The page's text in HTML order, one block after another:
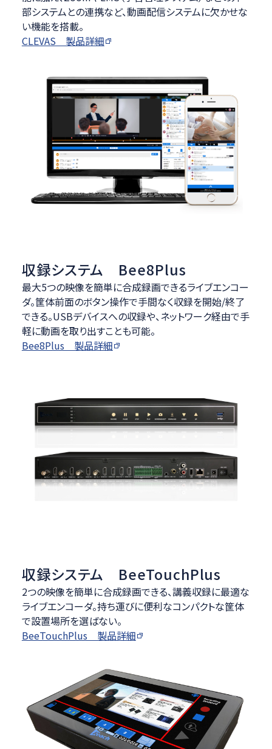
部システムとの連携など、動画配信システムに欠かせな
い機能を搭載。
CLEVAS 製品詳細
収録システム Bee8Plus
最大5つの映像を簡単に合成録画できるライブエンコー
ダ。筐体前面のボタン操作で手間なく収録を開始/終了
できる。USBデバイスへの収録や、ネットワーク経由で手
軽に動画を取り出すことも可能。
Bee8Plus 製品詳細
収録システム BeeTouchPlus
2つの映像を簡単に合成録画できる、講義収録に最適な
ライブエンコーダ。持ち運びに便利なコンパクトな筐体
で設置場所を選ばない。
BeeTouchPlus 製品詳細